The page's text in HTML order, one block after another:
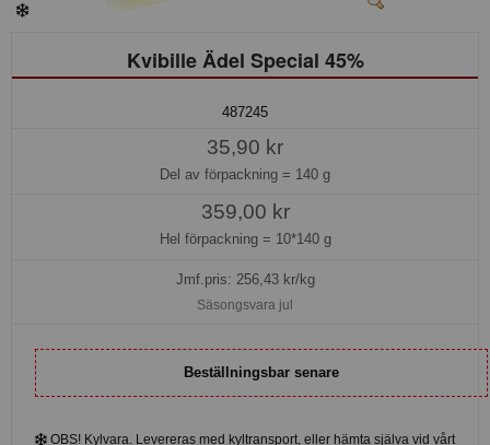
Kvibille Ädel Special 45%
487245
35,90 kr
Del av förpackning = 140 g
359,00 kr
Hel förpackning = 10*140 g
Jmf.pris: 256,43kr/kg
Säsongsvara jul
Beställningsbar senare
OBS! Kylvara. Levereras med kyltransport, eller hämta själva vid vårt